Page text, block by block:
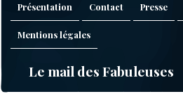
Présentation Contact Presse
Mentions légales
Le mail des Fabuleuses